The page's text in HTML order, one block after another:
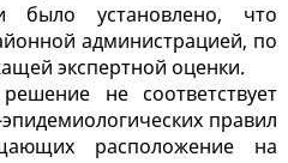
было установлено, что
администрацией, по
экспертной оценки.
не соответствует
правил
расположение на